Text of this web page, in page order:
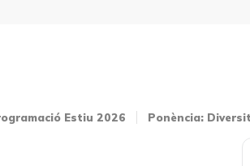
Estiu 2026 Ponència: